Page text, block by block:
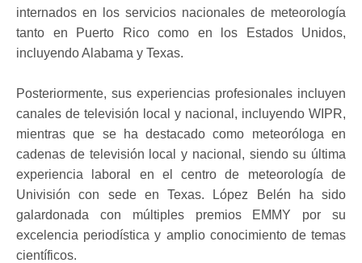
internados en los servicios nacionales de meteorología
tanto en Puerto Rico como en los Estados Unidos,
incluyendo Alabama y Texas.
Posteriormente, sus experiencias profesionales incluyen
canales de televisión local y nacional, incluyendo WIPR,
mientras que se ha destacado como meteoróloga en
cadenas de televisión local y nacional, siendo su última
experiencia laboral en el centro de meteorología de
Univisión con sede en Texas. López Belén ha sido
galardonada con múltiples premios EMMY por su
excelencia periodística y amplio conocimiento de temas
científicos.